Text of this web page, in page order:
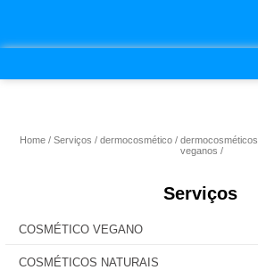
Home Serviços dermocosmético
dermocosméticos
veganos
Serviços
COSMÉTICO VEGANO
COSMÉTICOS NATURAIS